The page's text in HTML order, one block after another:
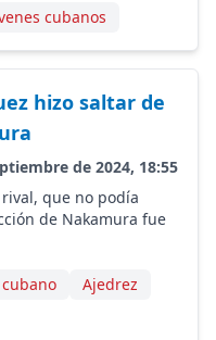
cubanos
hizo saltar de
de 2024, 18:55
que no podía
de Nakamura fue
Ajedrez